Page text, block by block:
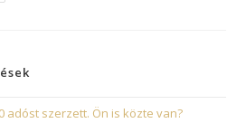
adóst szerzett. Ön is közte van?